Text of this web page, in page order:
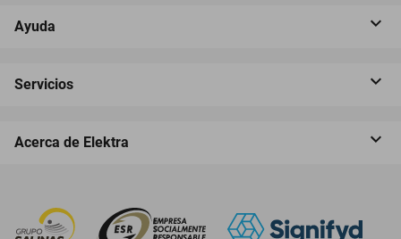
Ayuda
Servicios
Acerca de Elektra